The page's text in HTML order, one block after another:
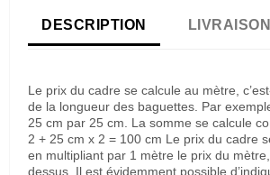
DESCRIPTION LIVRAISON
Le prix du cadre se calcule au mètre,
de la longueur des baguettes. Par
25 cm par 25 cm. La somme se calcule
2 + 25 cm x 2 = 100 cm Le prix du cadre
en multipliant par 1 mètre le prix du
dessus. Il est évidemment possible